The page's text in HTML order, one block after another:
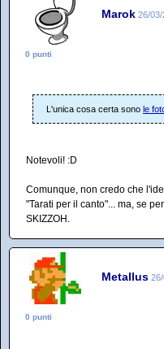
Marok 26/
0 punti
L'unica cosa certa sono le
Notevoli! :D
Comunque, non credo che
"Tarati per il canto"... ma, se
SKIZZOH.
Metallus
0 punti